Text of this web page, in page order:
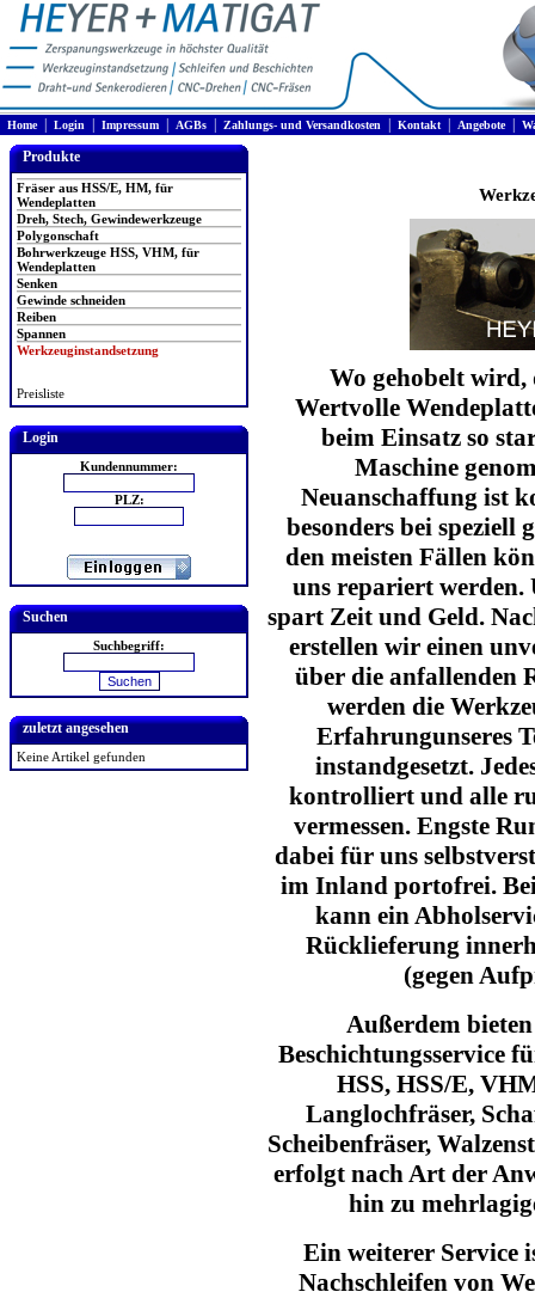
Home| Login Impressum AGBs Zahlungs- und Versandkosten Kontakt| Angebote|
Produkte
Fräser aus HSS/E, HM, für
Wendeplatten
Dreh, Stech, Gewindewerkzeuge
Polygonschaft
Bohrwerkzeuge HSS, VHM, für
Wendeplatten
Senken
Gewinde schneiden
Reiben
Spannen
Werkzeuginstandsetzung
Preisliste
Login
Kundennummer:
PLZ:
Suchen
Suchbegriff:
zuletzt angesehen
Keine Artikel gefunden
Wo gehobelt
Wertvolle
beim Einsatz so
Maschine
Neuanschaffung ist
besonders bei speziell
den meisten Fällen
uns repariert
spart Zeit und Geld.
erstellen wir einen
über die anfallenden
werden die
Erfahrungunseres
instandgesetzt.
kontrolliert und alle
vermessen. Engste
dabei für uns
im Inland portofrei.
kann ein
Rücklieferung
(gegen
Außerdem
Beschichtungsservice
HSS, HSS/E,
Langlochfräser,
Scheibenfräser,
erfolgt nach Art der
hin zu
Ein weiterer Service
Nachschleifen von